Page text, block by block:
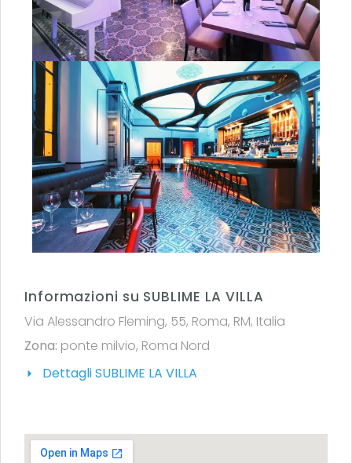
Informazioni su SUBLIME LA VILLA
Via Alessandro Fleming, 55, Roma, RM, Italia
Zona: ponte milvio, Roma Nord
Dettagli SUBLIME LA VILLA